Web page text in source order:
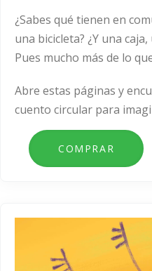
¿Sabes qué tienen en
una bicicleta? ¿Y una
Pues mucho más de lo
Abre estas páginas y
cuento circular para